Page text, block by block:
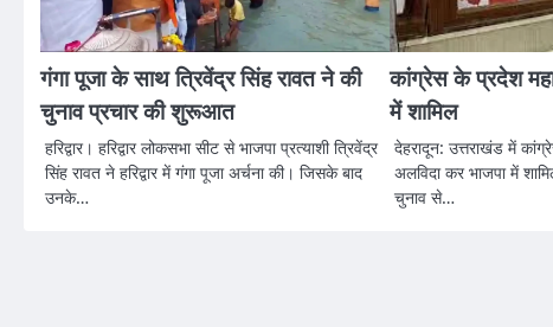
गंगा पूजा के साथ त्रिवेंद्र सिंह रावत ने की
चुनाव प्रचार की शुरूआत
हरिद्वार। हरिद्वार लोकसभा सीट से भाजपा प्रत्याशी त्रिवेंद्र
सिंह रावत ने हरिद्वार में गंगा पूजा अर्चना की। जिसके बाद
उनके…
कांग्रेस के प्रदेश
में शामिल
देहरादून: उत्तराखंड में
अलविदा कर भाजपा में
चुनाव से…